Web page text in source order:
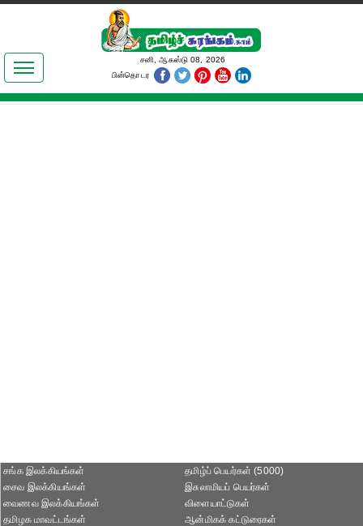
இலக்கியங்கள்
தமிழ் உலகம்
சனி, ஆகஸ்டு 08, 2026
பின்தொடர
சங்க இலக்கியங்கள்
சைவ இலக்கியங்கள்
வைணவ இலக்கியங்கள்
தமிழக மாவட்டங்கள்
தமிழ்ப் பெயர்கள் (5000)
இசுலாமியப் பெயர்கள்
விளையாட்டுகள்
ஆன்மிகக் கட்டுரைகள்